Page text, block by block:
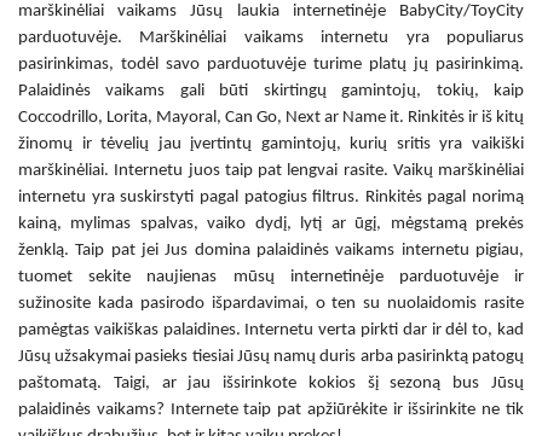
marškinėliai vaikams Jūsų laukia internetinėje BabyCity/ToyCity
parduotuvėje.
Marškinėliai vaikams internetu yra populiarus
pasirinkimas, todėl savo parduotuvėje turime platų jų pasirinkimą.
Palaidinės vaikams gali būti skirtingų gamintojų, tokių, kaip
Coccodrillo, Lorita, Mayoral, Can Go, Next ar Name it. Rinkitės ir iš kitų
žinomų ir tėvelių jau įvertintų gamintojų, kurių sritis yra vaikiški
marškinėliai. Internetu juos taip pat lengvai rasite. Vaikų marškinėliai
internetu yra suskirstyti pagal patogius filtrus. Rinkitės pagal norimą
kainą, mylimas spalvas, vaiko dydį, lytį ar ūgį, mėgstamą prekės
ženklą. Taip pat jei Jus domina palaidinės vaikams internetu pigiau,
tuomet sekite naujienas mūsų internetinėje parduotuvėje ir
sužinosite kada pasirodo išpardavimai, o ten su nuolaidomis rasite
pamėgtas vaikiškas palaidines. Internetu verta pirkti dar ir dėl to, kad
Jūsų užsakymai pasieks tiesiai Jūsų namų duris arba pasirinktą patogų
paštomatą. Taigi, ar jau išsirinkote kokios šį sezoną bus Jūsų
palaidinės vaikams? Internetetaip pat apžiūrėkite ir išsirinkite ne tik